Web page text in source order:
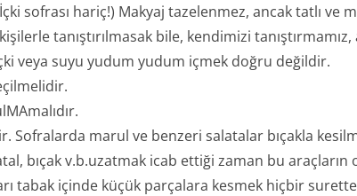
sofrası hariç!) Makyaj tazelenmez, ancak tatlı ve
tanıştırılmasak bile, kendimizi
veya suyu yudum yudum içmek doğru değildir.
Sofralarda marul ve benzeri salatalar bıçakla
bıçak v.b.uzatmak icab ettiği zaman bu
tabak içinde küçük parçalara kesmek hiçbir